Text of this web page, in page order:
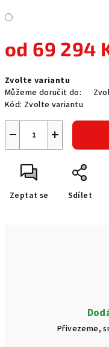
od 69 294
cena:
Zvolte variantu
Můžeme doručit do:
Kód: Zvolte variantu
+
−
Zeptat se Sdílet
Přivezeme,